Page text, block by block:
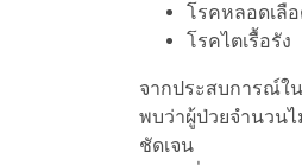
โรคหลอดเลื
โรคไตเรื้อรัง
จากประสบการณ์ใ
พบว่าผู้ป่วยจำนวน
ชัดเจน